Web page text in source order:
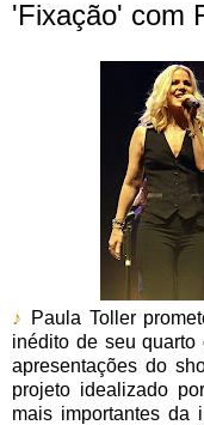
'Fixação' com
♪
Paula Toller
inédito de seu quarto
apresentações do
projeto idealizado
mais importantes da